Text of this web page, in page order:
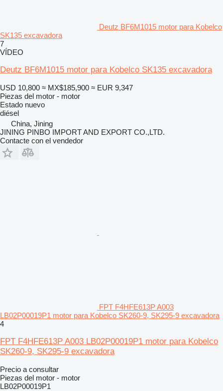
Deutz BF6M1015 motor para Kobelco
SK135 excavadora
7
VÍDEO
Deutz BF6M1015 motor para Kobelco SK135 excavadora
USD 10,800 ≈ MX$185,900 ≈ EUR 9,347
Piezas del motor - motor
Estado nuevo
diésel
China, Jining
JINING PINBO IMPORT AND EXPORT CO.,LTD.
Contacte con el vendedor
FPT F4HFE613P A003
LB02P00019P1 motor para Kobelco SK260-9, SK295-9 excavadora
4
FPT F4HFE613P A003 LB02P00019P1 motor para Kobelco
SK260-9, SK295-9 excavadora
Precio a consultar
Piezas del motor - motor
LB02P00019P1